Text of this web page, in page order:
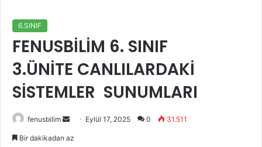
6.SINIF
FENUSBİLİM 6. SINIF
3.ÜNİTE CANLILARDAKİ
SİSTEMLER SUNUMLARI
fenusbilim
Bir
Eylül 17, 2025 0 31.511
Bir dakikadan az